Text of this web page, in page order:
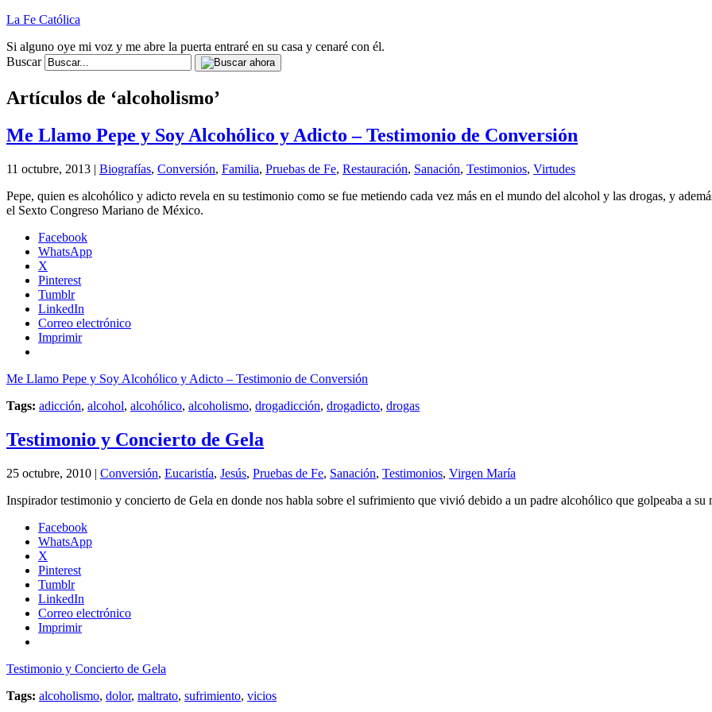
La Fe Católica
Si alguno oye mi voz y me abre la puerta entraré en su casa y cenaré con él.
Buscar
Artículos de ‘alcoholismo’
Me Llamo Pepe y Soy Alcohólico y Adicto – Testimonio de Conversión
11 octubre, 2013 | Biografías, Conversión, Familia, Pruebas de Fe, Restauración, Sanación, Testimonios, Virtudes
Pepe, quien es alcohólico y adicto revela en su testimonio como se fue metiendo cada vez más en el mundo del alcohol y las drogas, y
el Sexto Congreso Mariano de México.
Facebook
WhatsApp
X
Pinterest
Tumblr
LinkedIn
Correo electrónico
Imprimir
Me Llamo Pepe y Soy Alcohólico y Adicto – Testimonio de Conversión
Tags: adicción, alcohol, alcohólico, alcoholismo, drogadicción, drogadicto, drogas
Testimonio y Concierto de Gela
25 octubre, 2010 | Conversión, Eucaristía, Jesús, Pruebas de Fe, Sanación, Testimonios, Virgen María
Inspirador testimonio y concierto de Gela en donde nos habla sobre el sufrimiento que vivió debido a un padre alcohólico que golpeaba a su
Facebook
WhatsApp
X
Pinterest
Tumblr
LinkedIn
Correo electrónico
Imprimir
Testimonio y Concierto de Gela
Tags: alcoholismo, dolor, maltrato, sufrimiento, vicios